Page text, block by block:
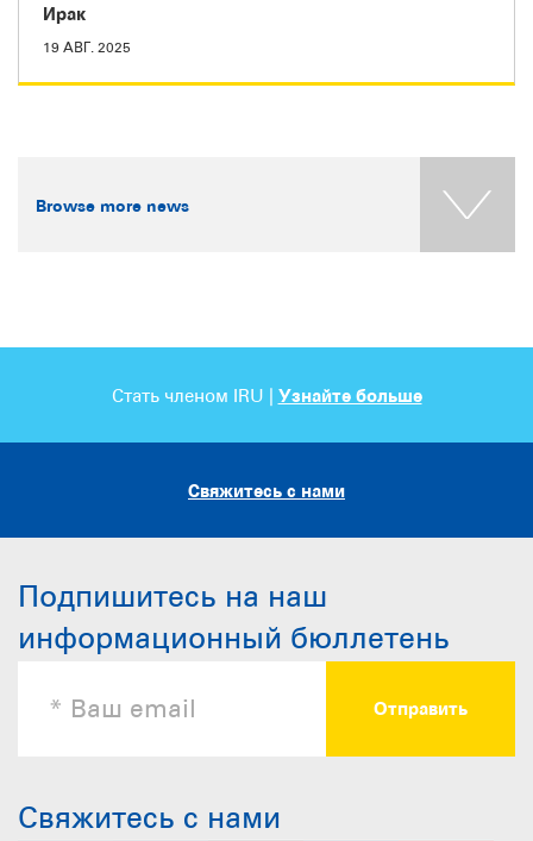
Ирак
19 АВГ. 2025
Browse more news
Стать членом IRU | Узнайте больше
Свяжитесь с нами
Подпишитесь на наш
информационный бюллетень
Свяжитесь с нами